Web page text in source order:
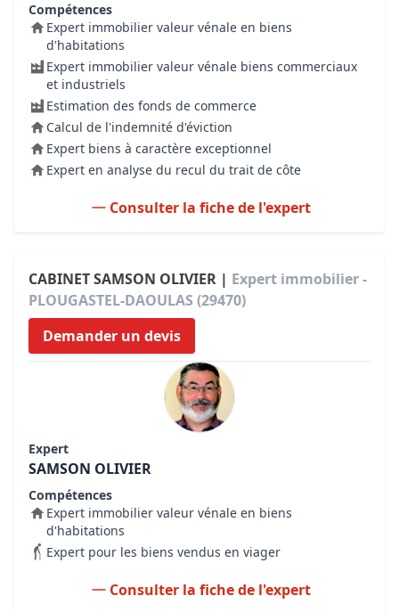
Compétences
Expert immobilier valeur vénale en biens
d'habitations
Expert immobilier valeur vénale biens commerciaux
et industriels
Estimation des fonds de commerce
Calcul de l'indemnité d'éviction
Expert biens à caractère exceptionnel
Expert en analyse du recul du trait de côte
Consulter la fiche de l'expert
CABINET SAMSON OLIVIER | Expert immobilier -
PLOUGASTEL-DAOULAS (29470)
Demander un devis
Expert
SAMSON OLIVIER
Compétences
Expert immobilier valeur vénale en biens
d'habitations
Expert pour les biens vendus en viager
Consulter la fiche de l'expert